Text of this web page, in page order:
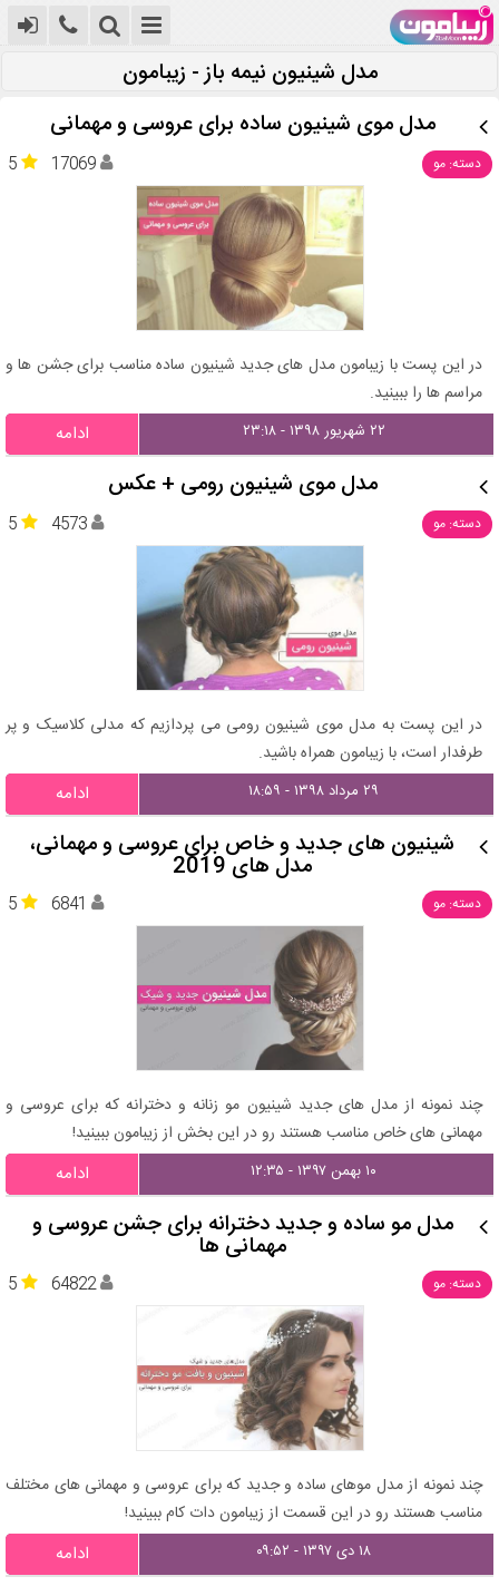
مدل شینیون نیمه باز - زیبامون
مدل موی شینیون ساده برای عروسی و مهمانی
دسته: مو 5 17069
در این پست با زیبامون مدل های جدید شینیون ساده مناسب برای جشن ها و
مراسم ها را ببینید.
۲۲ شهریور ۱۳۹۸ - ۲۳:۱۸ ادامه
مدل موی شینیون رومی + عکس
دسته: مو 5 4573
در این پست به مدل موی شینیون رومی می پردازیم که مدلی کلاسیک و پر
طرفدار است، با زیبامون همراه باشید.
۲۹ مرداد ۱۳۹۸ - ۱۸:۵۹ ادامه
شینیون های جدید و خاص برای عروسی و مهمانی،
مدل های 2019
دسته: مو 5 6841
چند نمونه از مدل های جدید شینیون مو زنانه و دخترانه که برای عروسی و
مهمانی های خاص مناسب هستند رو در این بخش از زیبامون ببینید!
۱۰ بهمن ۱۳۹۷ - ۱۲:۳۵ ادامه
مدل مو ساده و جدید دخترانه برای جشن عروسی و
مهمانی ها
دسته: مو 5 64822
چند نمونه از مدل موهای ساده و جدید که برای عروسی و مهمانی های مختلف
مناسب هستند رو در این قسمت از زیبامون دات کام ببینید!
۱۸ دی ۱۳۹۷ - ۰۹:۵۲ ادامه